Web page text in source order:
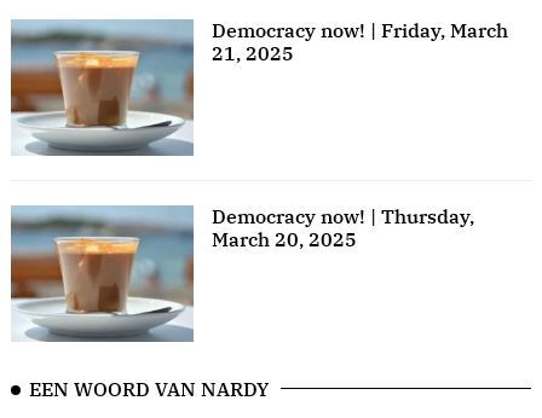
Democracy now! | Friday, March
21, 2025
Democracy now! | Thursday,
March 20, 2025
EEN WOORD VAN NARDY